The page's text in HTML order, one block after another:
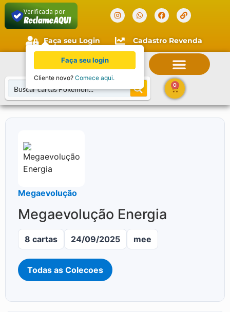
Verificada por
Faça seu Login Cadastro Revenda
0
Megaevolução
Megaevolução Energia
8 cartas 24/09/2025 mee
Todas as Colecoes
Faça seu login
Cliente novo? Comece aqui.